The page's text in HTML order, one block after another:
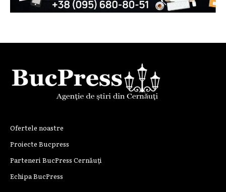
Ofertele noastre
Proiecte Bucpress
Parteneri BucPress Cernăuți
Echipa BucPress